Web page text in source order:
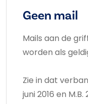
Geen mail
Mails aan de
worden als
Zie in dat
juni 2016 en M.B.